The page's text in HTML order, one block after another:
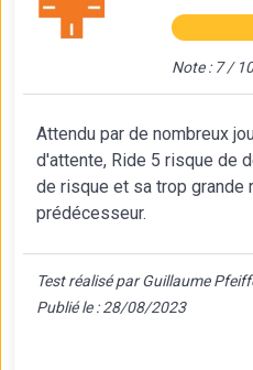
Note : 7 /
Attendu par de nombreux
d'attente, Ride 5 risque de
de risque et sa trop grande
prédécesseur.
Test réalisé par Guillaume
Publié le : 28/08/2023